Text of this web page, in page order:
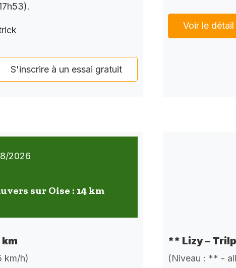
S'inscrire à un essai gratuit
Voir le détail
2026
sur Oise : 14 km
km/h)
** Lizy –
(Niveau : ** -